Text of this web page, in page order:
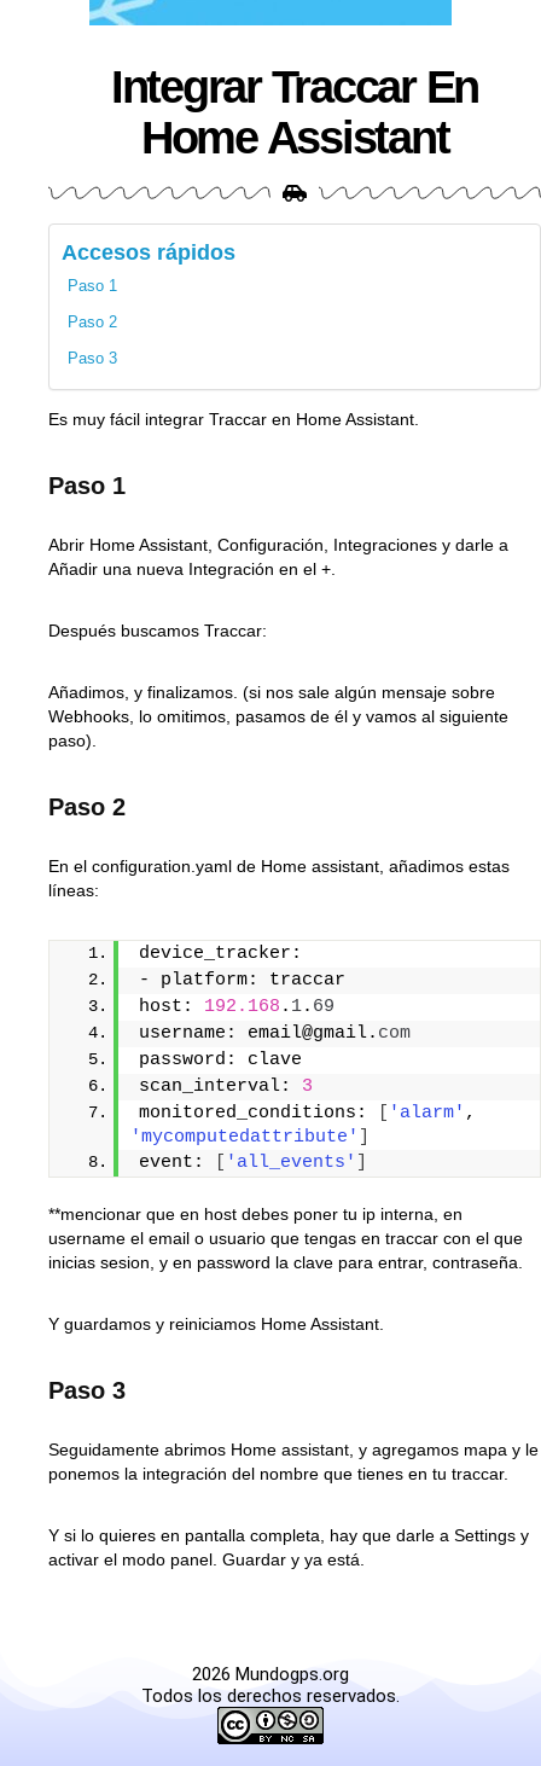
Integrar Traccar En
Home Assistant
Accesos rápidos
Paso 1
Paso 2
Paso 3
Es muy fácil integrar Traccar en Home Assistant.
Paso 1
Abrir Home Assistant, Configuración, Integraciones y darle a
Añadir una nueva Integración en el +.
Después buscamos Traccar:
Añadimos, y finalizamos. (si nos sale algún mensaje sobre
Webhooks, lo omitimos, pasamos de él y vamos al siguiente
paso).
Paso 2
En el configuration.yaml de Home assistant, añadimos estas
líneas:
device_tracker:
- platform: traccar
host: 192.168 . 1. 69
username: email@gmail. com
password: clave
scan_interval: 3
monitored_conditions:
'alarm'
'mycomputedattribute'
event:
'all_events'
**mencionar que en host debes poner tu ip interna, en
username el email o usuario que tengas en traccar con el que
inicias sesion, y en password la clave para entrar, contraseña.
Y guardamos y reiniciamos Home Assistant.
Paso 3
Seguidamente abrimos Home assistant, y agregamos mapa y le
ponemos la integración del nombre que tienes en tu traccar.
Y si lo quieres en pantalla completa, hay que darle a Settings y
activar el modo panel. Guardar y ya está.
2026 Mundogps.org
Todos los derechos reservados.